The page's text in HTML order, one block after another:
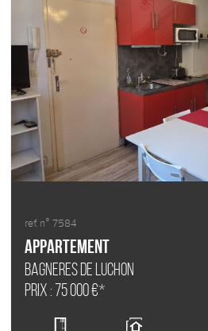
ref. n° 7584
Appartement
BAGNERES DE LUCHON
Prix : 75 000 €*